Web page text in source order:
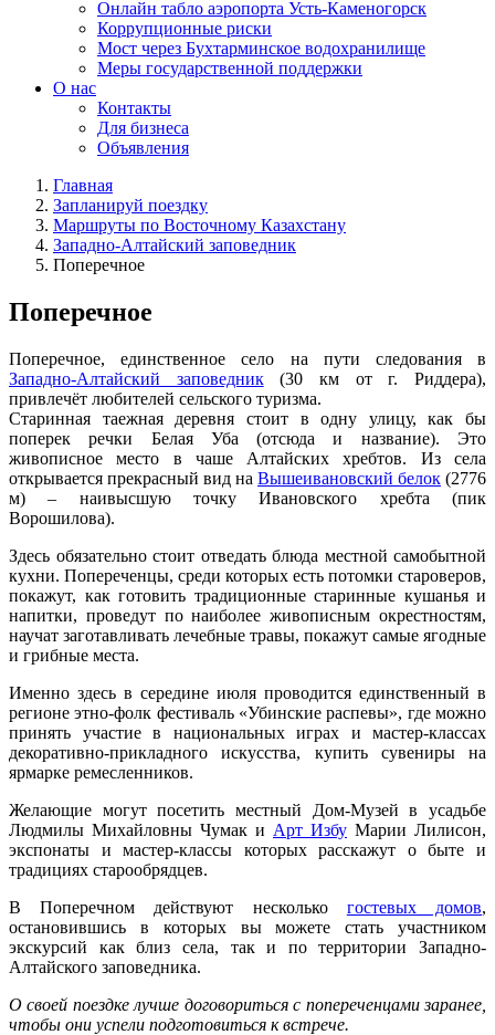
Онлайн табло аэропорта Усть-Каменогорск
Коррупционные риски
Мост через Бухтарминское водохранилище
Меры государственной поддержки
О нас
Контакты
Для бизнеса
Объявления
Главная
Запланируй поездку
Маршруты по Восточному Казахстану
Западно-Алтайский заповедник
Поперечное
Поперечное
Поперечное, единственное село на пути следования в
Западно-Алтайский заповедник(30 км от г. Риддера),
привлечёт любителей сельского туризма.
Старинная таежная деревня стоит в одну улицу, как бы
поперек речки Белая Уба (отсюда и название). Это
живописное место в чаше Алтайских хребтов. Из села
открывается прекрасный вид на Вышеивановский белок (2776
м) – наивысшую точку Ивановского хребта (пик
Ворошилова).
Здесь обязательно стоит отведать блюда местной самобытной
кухни. Попереченцы, среди которых есть потомки староверов,
покажут, как готовить традиционные старинные кушанья и
напитки, проведут по наиболее живописным окрестностям,
научат заготавливать лечебные травы, покажут самые ягодные
и грибные места.
Именно здесь в середине июля проводится единственный в
регионе этно-фолк фестиваль «Убинские распевы», где можно
принять участие в национальных играх и мастер-классах
декоративно-прикладного искусства, купить сувениры на
ярмарке ремесленников.
Желающие могут посетить местный Дом-Музей в усадьбе
Людмилы Михайловны Чумак и Арт Избу Марии Лилисон,
экспонаты и мастер-классы которых расскажут о быте и
традициях старообрядцев.
В Поперечном действуют несколько гостевых домов,
остановившись в которых вы можете стать участником
экскурсий как близ села, так и по территории Западно-
Алтайского заповедника.
О своей поездке лучше договориться с попереченцами заранее,
чтобы они успели подготовиться к встрече.